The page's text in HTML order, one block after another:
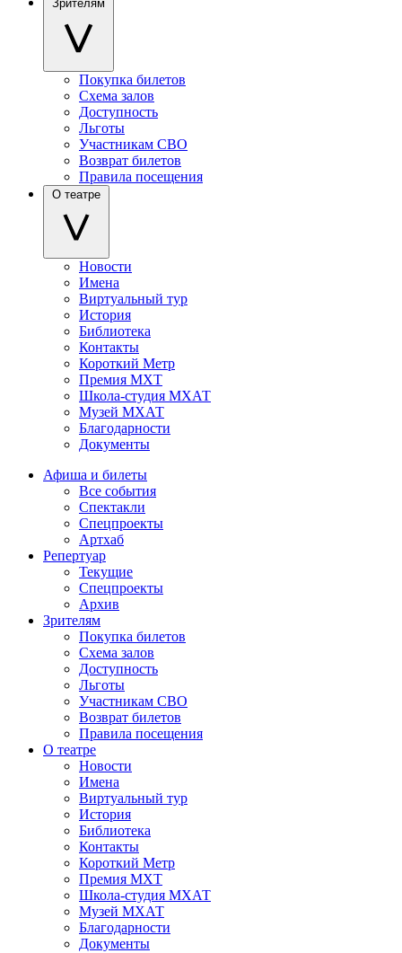
Зрителям
Покупка билетов
Схема залов
Доступность
Льготы
Участникам СВО
Возврат билетов
Правила посещения
О театре
Новости
Имена
Виртуальный тур
История
Библиотека
Контакты
Короткий Метр
Премия МХТ
Школа-студия МХАТ
Музей МХАТ
Благодарности
Документы
Афиша и билеты
Все события
Спектакли
Спецпроекты
Артхаб
Репертуар
Текущие
Спецпроекты
Архив
Зрителям
Покупка билетов
Схема залов
Доступность
Льготы
Участникам СВО
Возврат билетов
Правила посещения
О театре
Новости
Имена
Виртуальный тур
История
Библиотека
Контакты
Короткий Метр
Премия МХТ
Школа-студия МХАТ
Музей МХАТ
Благодарности
Документы